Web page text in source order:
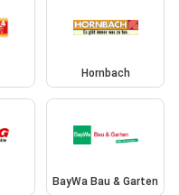
Hornbach
BayWa Bau & Garten